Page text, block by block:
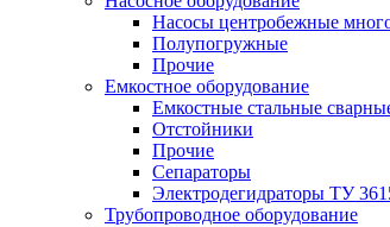
Насосы центробежные
Полупогружные
Прочие
Емкостное оборудование
Емкостные стальные
Отстойники
Прочие
Сепараторы
Электродегидраторы ТУ
Трубопроводное оборудование